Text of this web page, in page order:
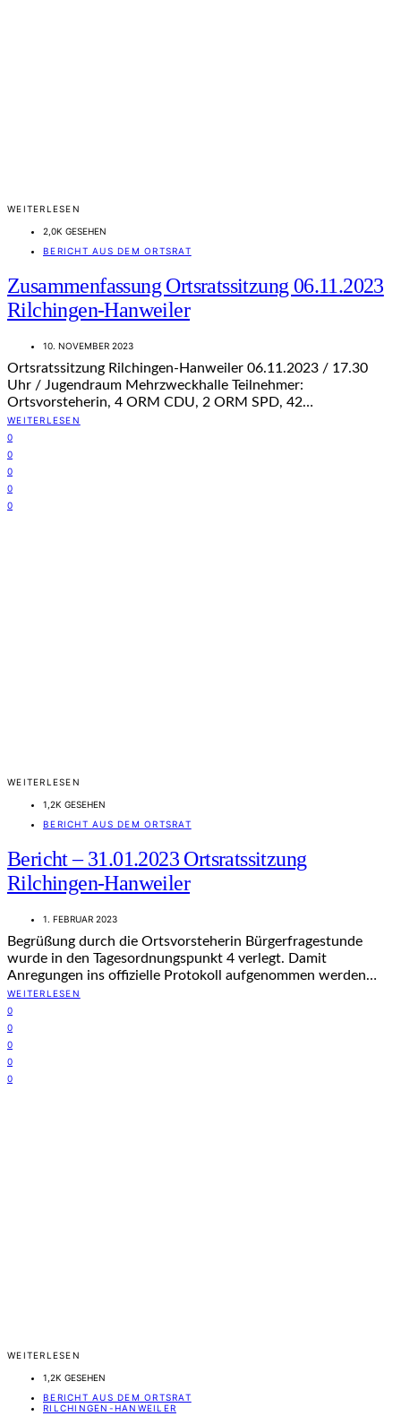
WEITERLESEN
2,0K GESEHEN
BERICHT AUS DEM ORTSRAT
Zusammenfassung Ortsratssitzung 06.11.2023
Rilchingen-Hanweiler
10. NOVEMBER 2023
Ortsratssitzung Rilchingen-Hanweiler 06.11.2023 / 17.30
Uhr / Jugendraum Mehrzweckhalle Teilnehmer:
Ortsvorsteherin, 4 ORM CDU, 2 ORM SPD, 42…
WEITERLESEN
0
0
0
0
0
WEITERLESEN
1,2K GESEHEN
BERICHT AUS DEM ORTSRAT
Bericht – 31.01.2023 Ortsratssitzung
Rilchingen-Hanweiler
1. FEBRUAR 2023
Begrüßung durch die Ortsvorsteherin Bürgerfragestunde
wurde in den Tagesordnungspunkt 4 verlegt. Damit
Anregungen ins offizielle Protokoll aufgenommen werden…
WEITERLESEN
0
0
0
0
0
WEITERLESEN
1,2K GESEHEN
BERICHT AUS DEM ORTSRAT
RILCHINGEN-HANWEILER